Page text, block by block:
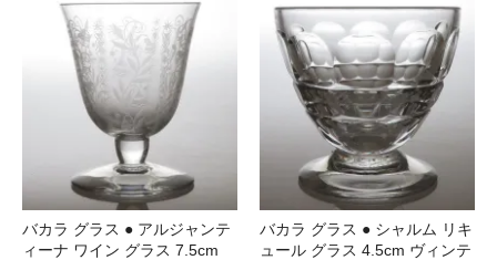
バカラ グラス ● アルジャンテ
ィーナ ワイン グラス 7.5cm
バカラ グラス ● シャルム リキ
ュール グラス 4.5cm ヴィンテ